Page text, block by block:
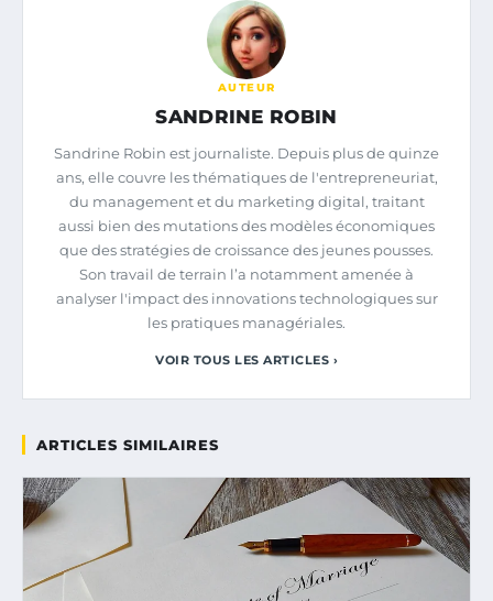
AUTEUR
SANDRINE ROBIN
Sandrine Robin est journaliste. Depuis plus de quinze
ans, elle couvre les thématiques de l'entrepreneuriat,
du management et du marketing digital, traitant
aussi bien des mutations des modèles économiques
que des stratégies de croissance des jeunes pousses.
Son travail de terrain l’a notamment amenée à
analyser l'impact des innovations technologiques sur
les pratiques managériales.
VOIR TOUS LES ARTICLES ›
ARTICLES SIMILAIRES